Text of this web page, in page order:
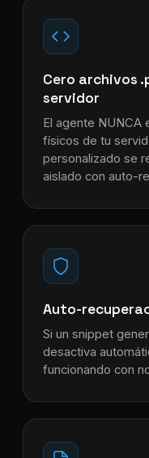
Cero archivos
servidor
El agente NUNCA
físicos de tu
personalizado se
aislado con auto-
Auto-
Si un snippet
desactiva
funcionando con